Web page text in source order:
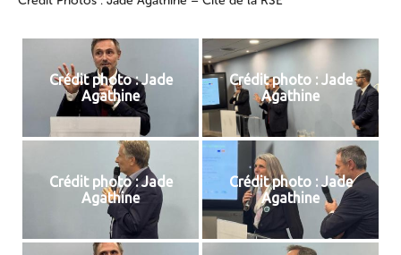
Crédit photo : Jade
Agathine
Crédit photo : Jade
Agathine
Crédit photo : Jade
Agathine
Crédit photo : Jade
Agathine